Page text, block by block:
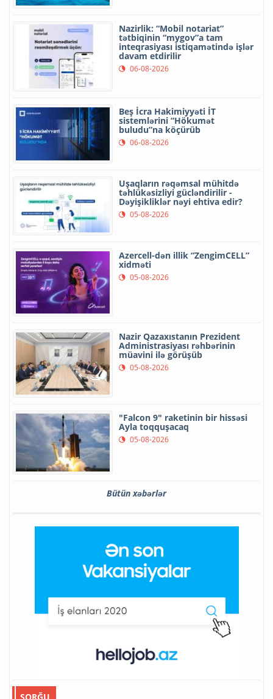
Nazirlik: “Mobil notariat”
tətbiqinin “mygov”a tam
inteqrasiyası istiqamətində işlər
davam etdirilir
06-08-2026
Beş İcra Hakimiyyəti İT
sistemlərini “Hökumət
buludu”na köçürüb
06-08-2026
Uşaqların rəqəmsal mühitdə
təhlükəsizliyi gücləndirilir -
Dəyişikliklər nəyi ehtiva edir?
05-08-2026
Azercell-dən illik “ZengimCELL”
xidməti
05-08-2026
Nazir Qazaxıstanın Prezident
Administrasiyası rəhbərinin
müavini ilə görüşüb
05-08-2026
"Falcon 9" raketinin bir hissəsi
Ayla toqquşacaq
05-08-2026
Bütün xəbərlər